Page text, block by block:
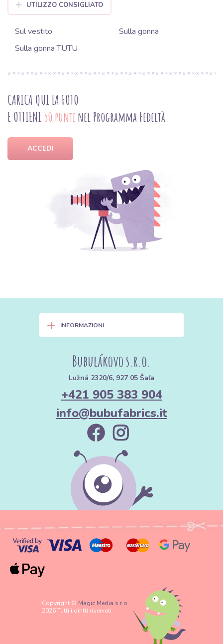
UTILIZZO CONSIGLIATO
Sul vestito
Sulla gonna
Sulla gonna TUTU
CARICA QUI LA FOTO
E OTTIENI 50 punti nel Programma Fedeltà
ACCEDI
+ INFORMAZIONI
Bubulákovo s.r.o.
Lužná 2320/6, 927 05 Šaľa
+421 905 383 904
info@bubufabrics.it
Copyright © Magic Media s.r.o.
2026 Tutti i diritti riservati